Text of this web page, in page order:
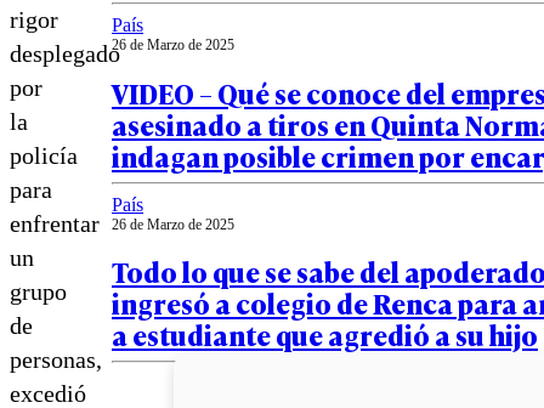
rigor
desplegado
por
la
policía
para
enfrentar
un
grupo
de
personas,
excedió
País
26 de Marzo de 2025
VIDEO – Qué se conoce del
asesinado a tiros en Quinta
indagan posible crimen por
País
26 de Marzo de 2025
Todo lo que se sabe del
ingresó a colegio de Renca para
a estudiante que agredió a su hijo